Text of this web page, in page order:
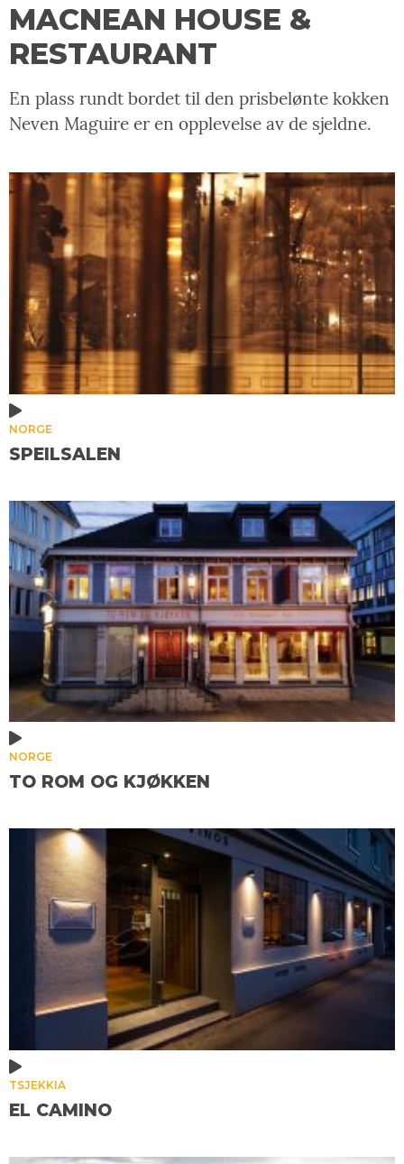
MACNEAN HOUSE &
RESTAURANT
En plass rundt bordet til den prisbelønte kokken
Neven Maguire er en opplevelse av de sjeldne.
NORGE
SPEILSALEN
NORGE
TO ROM OG KJØKKEN
TSJEKKIA
EL CAMINO